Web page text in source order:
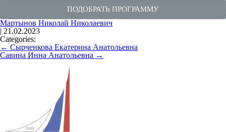
ПОДОБРАТЬ ПРОГРАММУ
Мартынов Николай Николаевич
| 21.02.2023
Categories:
← Сырченкова Екатерина Анатольевна
Савина Инна Анатольевна →